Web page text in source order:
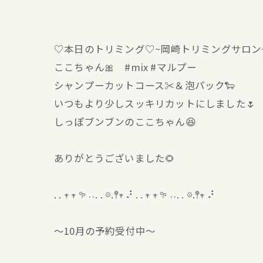
♡本日のトリミング♡⁠~岡崎トリミングサロ
ここちゃん🎀 #mix #マルプー
シャンプーカットコース✂️＆泡パック🐑
いつもより少しスッキリカットにしました🌷
しっぽブンブンのここちゃん😆
ありがとうございました🌻
. . 𖥧 𖥧 𖧧 ˒˒. . 𖡼.𖤣𖥧 ⠜ . . 𖥧 𖥧 𖧧 ˒˒. . 𖡼.𖤣𖥧 ⠜
〜10月の予約受付中〜